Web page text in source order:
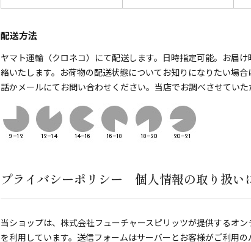
配送方法
ヤマト運輸（クロネコ）にて配送します。日時指定可能。お届
絡いたします。お荷物の配送状態についてお知りになりたい場
話かメールにてお問い合わせください。当店でお調べさせていた
プライバシーポリシー 個人情報の取り扱い
当ショップは、株式会社フューチャースピリッツが提供するオ
を利用しています。送信フォームはサーバーとお客様がご利用